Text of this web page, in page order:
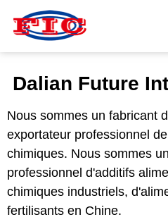
Dalian Future
Nous sommes un fabricant
exportateur professionnel
chimiques. Nous sommes
professionnel d'additifs
chimiques industriels,
fertilisants en Chine.